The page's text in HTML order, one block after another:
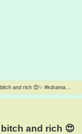
and rich 😍✨ #kdrama
and rich 😍